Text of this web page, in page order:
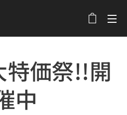
特価祭!!開
中